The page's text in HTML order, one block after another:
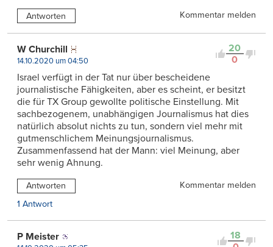
Antworten Kommentar melden
20
0
W Churchill
14.10.2020 um 04:50
Israel verfügt in der Tat nur über bescheidene
journalistische Fähigkeiten, aber es scheint, er besitzt
die für TX Group gewollte politische Einstellung. Mit
sachbezogenem, unabhängigen Journalismus hat dies
natürlich absolut nichts zu tun, sondern viel mehr mit
gutmenschlichem Meinungsjournalismus.
Zusammenfassend hat der Mann: viel Meinung, aber
sehr wenig Ahnung.
Antworten
Kommentar melden
1 Antwort
18
P Meister